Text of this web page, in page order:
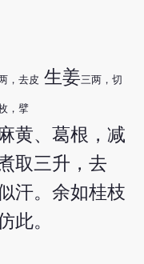
，去皮 生姜三两，切
，擘
黄、葛根，减
取三升，去
汗。余如桂枝
此。